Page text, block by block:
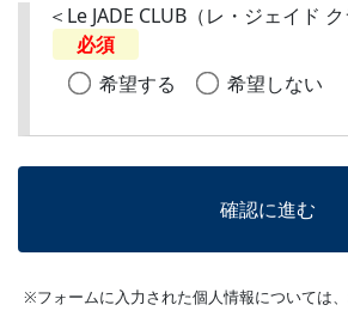
＜Le JADE CLUB（レ・ジェイド
必須
希望する
希望しない
※フォームに入力された個人情報については